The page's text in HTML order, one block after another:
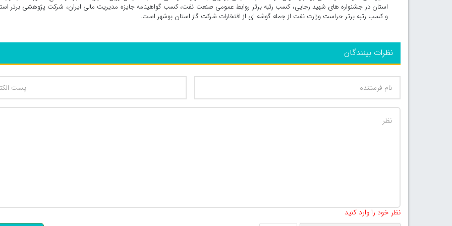
استان در جشنواره های شهید رجایی، کسب رتبه برتر روابط عمومی صنعت نفت، کسب گواهینامه جایزه مدیریت مالی ایران، شرکت پژوهشی برتر
و کسب رتبه برتر حراست وزارت نفت از جمله گوشه ای از افتخارات شرکت گاز استان بوشهر است.
نظرات بینندگان
نظر خود را وارد کنید